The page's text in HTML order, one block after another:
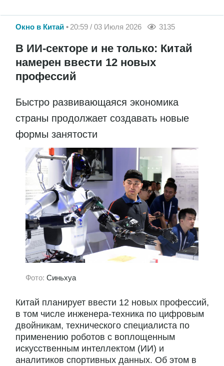
Окно в Китай 20:59 / 03 Июля 2026 3135
В ИИ-секторе и не только: Китай
намерен ввести 12 новых
профессий
Быстро развивающаяся экономика
страны продолжает создавать новые
формы занятости
Фото: Синьхуа
Китай планирует ввести 12 новых профессий,
в том числе инженера-техника по цифровым
двойникам, технического специалиста по
применению роботов с воплощенным
искусственным интеллектом (ИИ) и
аналитиков спортивных данных. Об этом в